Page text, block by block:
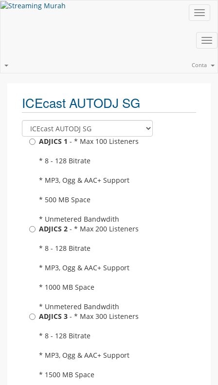
Conta
ICEcast AUTODJ SG
ADJICS 1 - * Max 100 Listeners
* 8 - 128 Bitrate
* MP3, Ogg & AAC+ Support
* 500 MB Space
* Unmetered Bandwdith
ADJICS 2 - * Max 200 Listeners
* 8 - 128 Bitrate
* MP3, Ogg & AAC+ Support
* 1000 MB Space
* Unmetered Bandwdith
ADJICS 3 - * Max 300 Listeners
* 8 - 128 Bitrate
* MP3, Ogg & AAC+ Support
* 1500 MB Space